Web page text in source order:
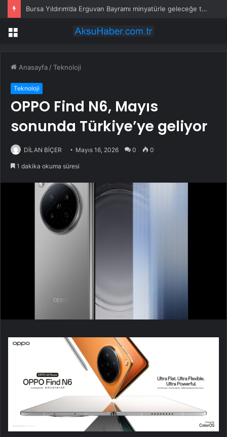
Bursa Yıldırım’da Erguvan Bayramı minyatürle geleceğe taşınacak
Menü
Anasayfa /Teknoloji
Teknoloji
OPPO Find N6, Mayıs
sonunda Türkiye’ye geliyor
DİLAN BİÇER Mayıs 16, 2026 0 0
1 dakika okuma süresi